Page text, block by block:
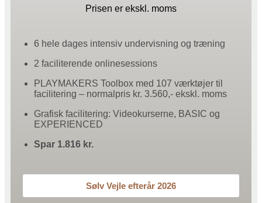
Prisen er ekskl. moms
6 hele dages intensiv undervisning og træning
2 faciliterende onlinesessions
PLAYMAKERS Toolbox med 107 værktøjer til
facilitering – normalpris kr. 3.560,- ekskl. moms
Grafisk facilitering: Videokurserne, BASIC og
EXPERIENCED
Spar 1.816 kr.
Sølv Vejle efterår 2026